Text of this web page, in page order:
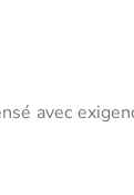
avec